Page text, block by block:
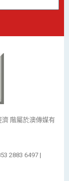
階屬於澳傳媒有
2883 6497 |